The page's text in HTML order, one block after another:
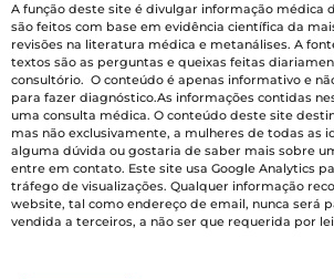
A função deste site é divulgar informação médica
são feitos com base em evidência científica da
revisões na literatura médica e metanálises. A
textos são as perguntas e queixas feitas
consultório. O conteúdo é apenas informativo e
para fazer diagnóstico.As informações contidas
uma consulta médica. O conteúdo deste site
mas não exclusivamente, a mulheres de todas as
alguma dúvida ou gostaria de saber mais sobre
entre em contato. Este site usa Google Analytics
tráfego de visualizações. Qualquer informação
website, tal como endereço de email, nunca será
vendida a terceiros, a não ser que requerida por